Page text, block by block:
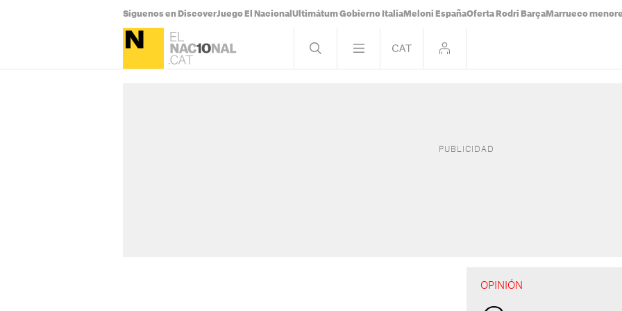
Síguenos en DiscoverJuego El Nacional Ultimátum Gobierno Italia Meloni EspañaOferta Rodri Barça Marrueco
OPINIÓN